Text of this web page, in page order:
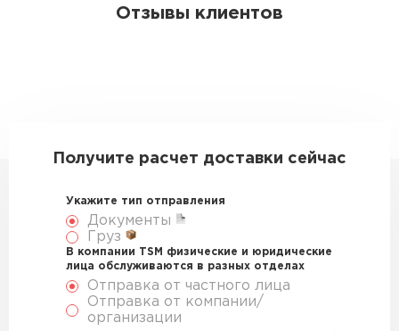
Отзывы клиентов
Получите расчет доставки сейчас
Укажите тип отправления
Документы
Груз
В компании TSM физические и юридические
лица обслуживаются в разных отделах
Отправка от частного лица
Отправка от компании/
организации